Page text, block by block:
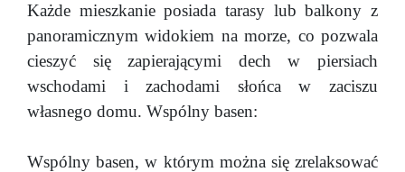
Każde mieszkanie posiada tarasy lub balkony z
panoramicznym widokiem na morze, co pozwala
cieszyć się zapierającymi dech w piersiach
wschodami i zachodami słońca w zaciszu
własnego domu. Wspólny basen:
Wspólny basen, w którym można się zrelaksować